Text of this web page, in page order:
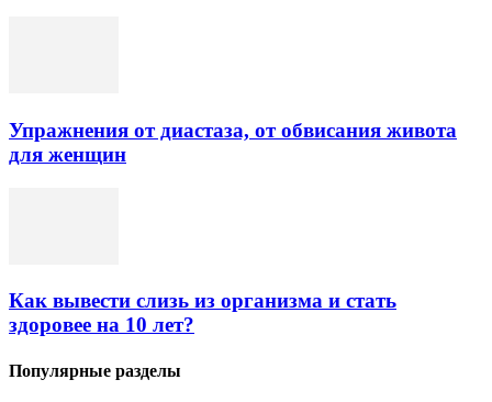
Упражнения от диастаза, от обвисания живота
для женщин
Как вывести слизь из организма и стать
здоровее на 10 лет?
Популярные разделы